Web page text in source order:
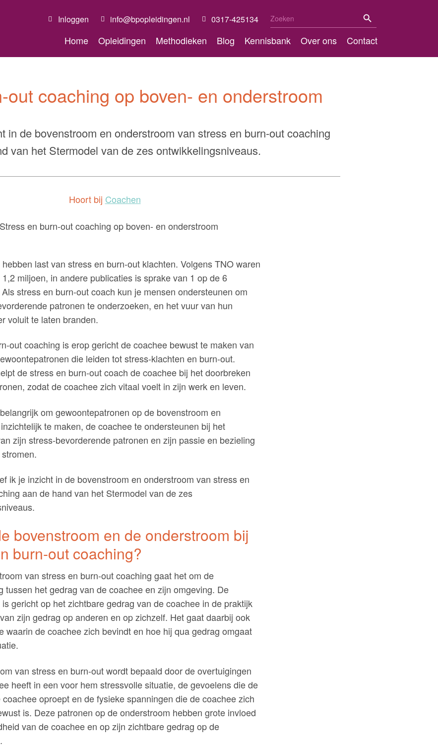
Inloggen info@bpopleidingen.nl 0317-425134 Zoek
naar:
Home Opleidingen Methodieken Blog Kennisbank Over ons Contact
out coaching op boven- en onderstroom
in de bovenstroom en onderstroom van stress en burn-out coaching
van het Stermodel van de zes ontwikkelingsniveaus.
Hoort bij Coachen
last van stress en burn-out klachten. Volgens TNO waren
miljoen, in andere publicaties is sprake van 1 op de 6
stress en burn-out coach kun je mensen ondersteunen om
patronen te onderzoeken, en het vuur van hun
voluit te laten branden.
out coaching is erop gericht de coachee bewust te maken van
die leiden tot stress-klachten en burn-out.
de stress en burn-out coach de coachee bij het doorbreken
zodat de coachee zich vitaal voelt in zijn werk en leven.
om gewoontepatronen op de bovenstroom en
te maken, de coachee te ondersteunen bij het
zijn stress-bevorderende patronen en zijn passie en bezieling
ik je inzicht in de bovenstroom en onderstroom van stress en
aan de hand van het Stermodel van de zes
bovenstroom en de onderstroom bij
burn-out coaching?
van stress en burn-out coaching gaat het om de
tussen het gedrag van de coachee en zijn omgeving. De
gericht op het zichtbare gedrag van de coachee in de praktijk
zijn gedrag op anderen en op zichzelf. Het gaat daarbij ook
waarin de coachee zich bevindt en hoe hij qua gedrag omgaat
van stress en burn-out wordt bepaald door de overtuigingen
heeft in een voor hem stressvolle situatie, de gevoelens die de
oproept en de fysieke spanningen die de coachee zich
is. Deze patronen op de onderstroom hebben grote invloed
van de coachee en op zijn zichtbare gedrag op de